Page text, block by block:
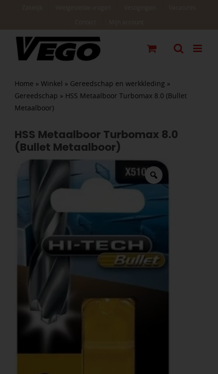
Home » Winkel » Gereedschap en werkkleding »
Gereedschap » HSS Metaalboor Turbomax 8.0 (Bullet
Metaalboor)
HSS Metaalboor Turbomax 8.0
(Bullet Metaalboor)